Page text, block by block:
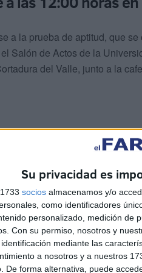
Su privacidad es
socios almacenamos y/o
como identificadores
personalizado, medición de
Con su permiso, nosotros y
mediante las
a nosotros y a nuestros
De forma alternativa, puede
a la prueba de aptitud, que
Salón de Actos de la
del Valle, junto a la
documento oficial que
es evaluar los
urbano en autotaxi